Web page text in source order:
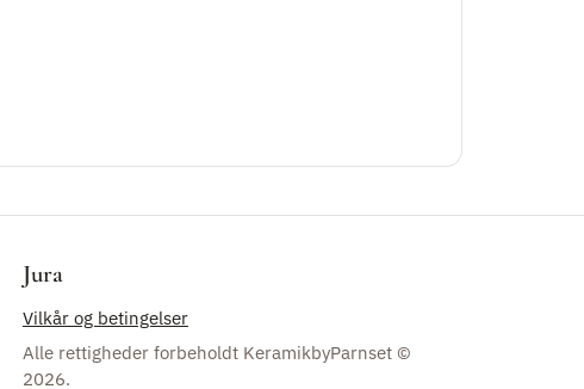
Jura
Vilkår og betingelser
Alle rettigheder forbeholdt KeramikbyParnset ©
2026.